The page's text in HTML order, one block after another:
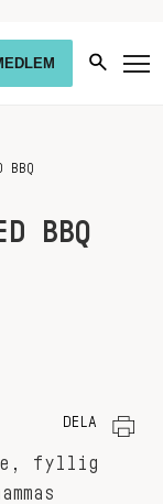
BBQ
BBQ
DELA
fyllig